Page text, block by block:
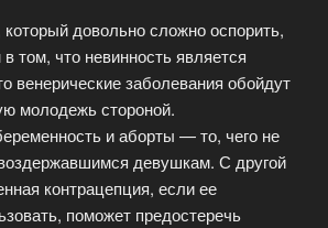
довольно сложно оспорить,
том, что невинность является
венерические заболевания обойдут
молодежь стороной.
и аборты — то, чего не
девушкам. С другой
контрацепция, если ее
поможет предостеречь